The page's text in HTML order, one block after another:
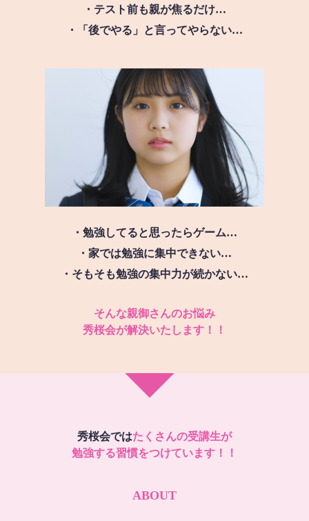
・テスト前も親が焦るだけ…
・「後でやる」と言ってやらない…
・勉強してると思ったらゲーム…
・家では勉強に集中できない…
・そもそも勉強の集中力が続かない…
そんな親御さんのお悩み
秀桜会が解決いたします！！
秀桜会ではたくさんの受講生が
勉強する習慣をつけています！！
ABOUT